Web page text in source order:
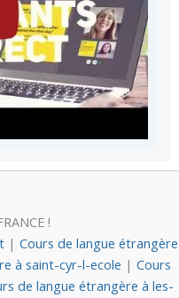
!
| Cours de langue étrangère
à saint-cyr-l-ecole | Cours
de langue étrangère à les-